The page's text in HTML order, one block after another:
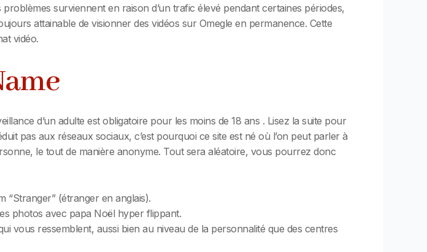
surviennent en raison d’un trafic élevé pendant certaines périodes,
attainable de visionner des vidéos sur Omegle en permanence. Cette
vidéo.
d’un adulte est obligatoire pour les moins de 18 ans . Lisez la suite pour
pas aux réseaux sociaux, c’est pourquoi ce site est né où l’on peut parler à
le tout de manière anonyme. Tout sera aléatoire, vous pourrez donc
“Stranger” (étranger en anglais).
photos avec papa Noël hyper flippant.
vous ressemblent, aussi bien au niveau de la personnalité que des centres